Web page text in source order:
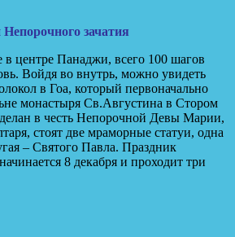
зачатия
в центре Панаджи, всего 100 шагов
Войдя во внутрь, можно увидеть
в Гоа, который первоначально
монастыря Св.Августина в Стором
в честь Непорочной Девы Марии,
стоят две мраморные статуи, одна
– Святого Павла. Праздник
8 декабря и проходит три